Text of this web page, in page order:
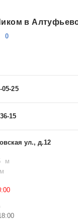
в
0
05-25
15
ул., д.12
м